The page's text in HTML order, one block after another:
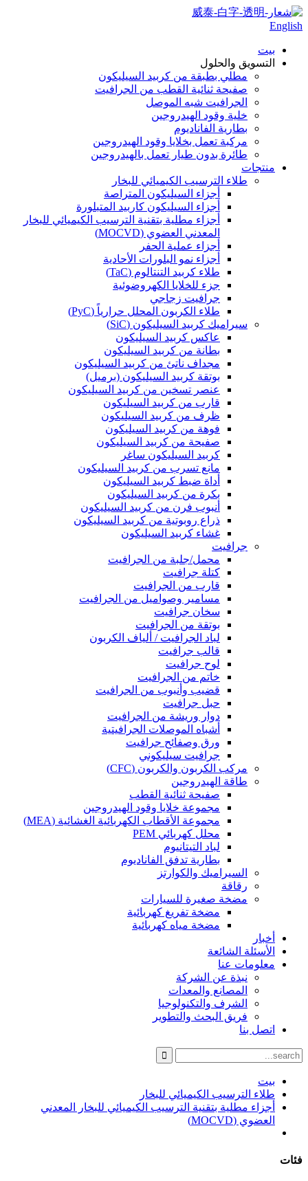
English
بيت
التسويق والحلول
مطلي بطبقة من كربيد السيليكون
صفيحة ثنائية القطب من الجرافيت
الجرافيت شبه الموصل
خلية وقود الهيدروجين
بطارية الفاناديوم
مركبة تعمل بخلايا وقود الهيدروجين
طائرة بدون طيار تعمل بالهيدروجين
منتجات
طلاء الترسيب الكيميائي للبخار
أجزاء السيليكون المتراصة
أجزاء السيليكون كاربيد المتبلورة
أجزاء مطلية بتقنية الترسيب الكيميائي للبخار
المعدني العضوي (MOCVD)
أجزاء عملية الحفر
أجزاء نمو البلورات الأحادية
طلاء كربيد التنتالوم (TaC)
جزء للخلايا الكهروضوئية
جرافيت زجاجي
طلاء الكربون المحلل حرارياً (PyC)
سيراميك كربيد السيليكون (SiC)
عاكس كربيد السيليكون
بطانة من كربيد السيليكون
مجداف ناتئ من كربيد السيليكون
بوتقة كربيد السيليكون (برميل)
عنصر تسخين من كربيد السيليكون
قارب من كربيد السيليكون
ظرف من كربيد السيليكون
فوهة من كربيد السيليكون
صفيحة من كربيد السيليكون
كربيد السيليكون ساغر
مانع تسرب من كربيد السيليكون
أداة ضبط كربيد السيليكون
بكرة من كربيد السيليكون
أنبوب فرن من كربيد السيليكون
ذراع روبوتية من كربيد السيليكون
غشاء كربيد السيليكون
جرافيت
محمل/جلبة من الجرافيت
كتلة جرافيت
قارب من الجرافيت
مسامير وصواميل من الجرافيت
سخان جرافيت
بوتقة من الجرافيت
لباد الجرافيت / ألياف الكربون
قالب جرافيت
لوح جرافيت
خاتم من الجرافيت
قضيب وأنبوب من الجرافيت
حبل جرافيت
دوار وريشة من الجرافيت
أشباه الموصلات الجرافيتية
ورق وصفائح جرافيت
جرافيت سيليكوني
مركب الكربون والكربون (CFC)
طاقة الهيدروجين
صفيحة ثنائية القطب
مجموعة خلايا وقود الهيدروجين
مجموعة الأقطاب الكهربائية الغشائية (MEA)
محلل كهربائي PEM
لباد التيتانيوم
بطارية تدفق الفاناديوم
السيراميك والكوارتز
رقاقة
مضخة صغيرة للسيارات
مضخة تفريغ كهربائية
مضخة مياه كهربائية
أخبار
الأسئلة الشائعة
معلومات عنا
نبذة عن الشركة
المصانع والمعدات
الشرف والتكنولوجيا
فريق البحث والتطوير
اتصل بنا
بيت
طلاء الترسيب الكيميائي للبخار
أجزاء مطلية بتقنية الترسيب الكيميائي للبخار المعدني
العضوي (MOCVD)
فئات